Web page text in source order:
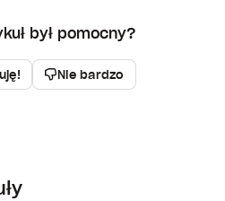
był pomocny?
Nie bardzo